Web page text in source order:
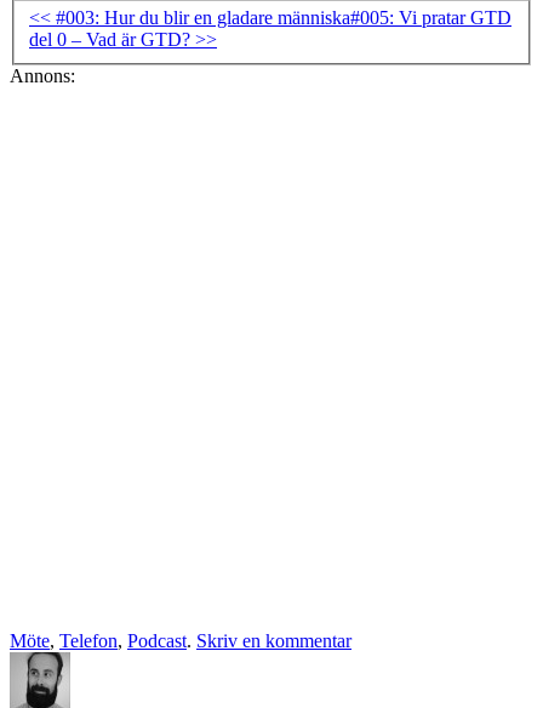
<< #003: Hur du blir en gladare människa#005: Vi pratar GTD
del 0 – Vad är GTD? >>
Annons:
Möte, Telefon, Podcast. Skriv en kommentar